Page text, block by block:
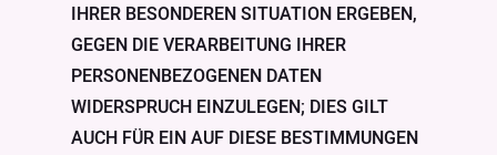
IHRER BESONDEREN SITUATION ERGEBEN,
GEGEN DIE VERARBEITUNG IHRER
PERSONENBEZOGENEN DATEN
WIDERSPRUCH EINZULEGEN; DIES GILT
AUCH FÜR EIN AUF DIESE BESTIMMUNGEN